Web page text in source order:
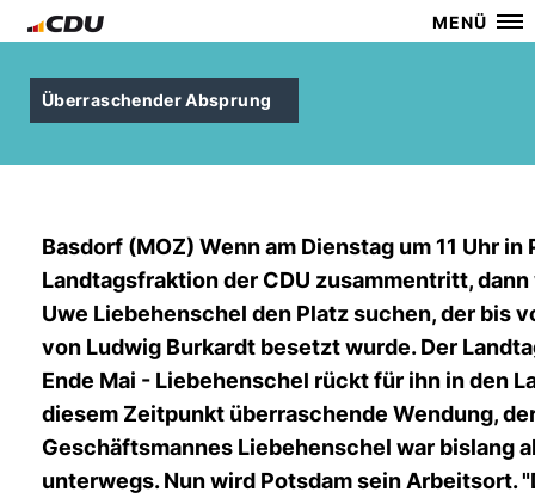
MENÜ
Überraschender Absprung
Basdorf (MOZ) Wenn am Dienstag um 11 Uhr in
Landtagsfraktion der CDU zusammentritt,
Uwe Liebehenschel den Platz suchen, der bis
von Ludwig Burkardt besetzt wurde. Der
Ende Mai - Liebehenschel rückt für ihn in den
diesem Zeitpunkt überraschende Wendung,
Geschäftsmannes Liebehenschel war bislang
unterwegs. Nun wird Potsdam sein Arbeitsort.